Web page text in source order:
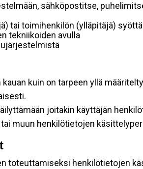
sähköpostitse,
tai toimihenkilön (ylläpitäjä)
tekniikoiden avulla
kuin on tarpeen yllä
joitakin käyttäjän
muun henkilötietojen
toteuttamiseksi henkilötietojen